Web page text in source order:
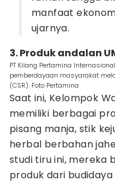
manfaat
ujarnya.
3. Produk andalan
PT Kilang Pertamina
pemberdayaan masyarakat
(CSR). Foto Pertamina
Saat ini, Kelompok
memiliki berbagai
pisang manja, stik
herbal berbahan
studi tiru ini, mereka
produk dari